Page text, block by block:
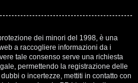
dei minori del 1998, è una
a raccogliere informazioni da i
tale consenso serve una richiesta
permettendo la registrazione delle
o incertezze, mettiti in contatto con